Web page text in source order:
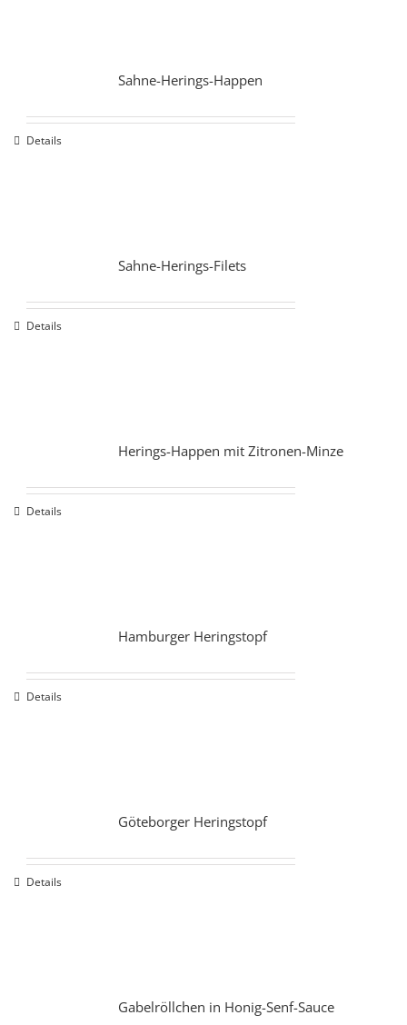
Sahne-Herings-Happen
Details
Sahne-Herings-Filets
Details
Herings-Happen mit Zitronen-Minze
Details
Hamburger Heringstopf
Details
Göteborger Heringstopf
Details
Gabelröllchen in Honig-Senf-Sauce